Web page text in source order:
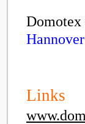
Domotex
Links